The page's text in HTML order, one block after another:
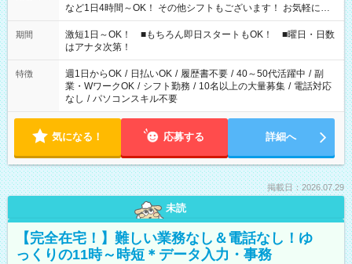
など1日4時間～OK！ その他シフトもございます！ お気軽にご
相談ください！
期間
激短1日～OK！ ■もちろん即日スタートもOK！ ■曜日・日数
はアナタ次第！
特徴 週1日からOK / 日払いOK / 履歴書不要 / 40～50代活躍中 / 副
業・WワークOK / シフト勤務 / 10名以上の大量募集 / 電話対応
なし / パソコンスキル不要
気になる！ 応募する 詳細へ
掲載日：2026.07.29
未読
【完全在宅！】難しい業務なし＆電話なし！ゆ
っくりの11時～時短＊データ入力・事務